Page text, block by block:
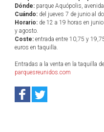
Dónde: parque Aquópolis,
Cuándo: del jueves 7 de junio al
Horario: de 12 a 19 horas en
y agosto.
Coste: entrada entre 10,75 y
euros en taquilla.
Entradas a la venta en la taquilla
parquesreunidos.com